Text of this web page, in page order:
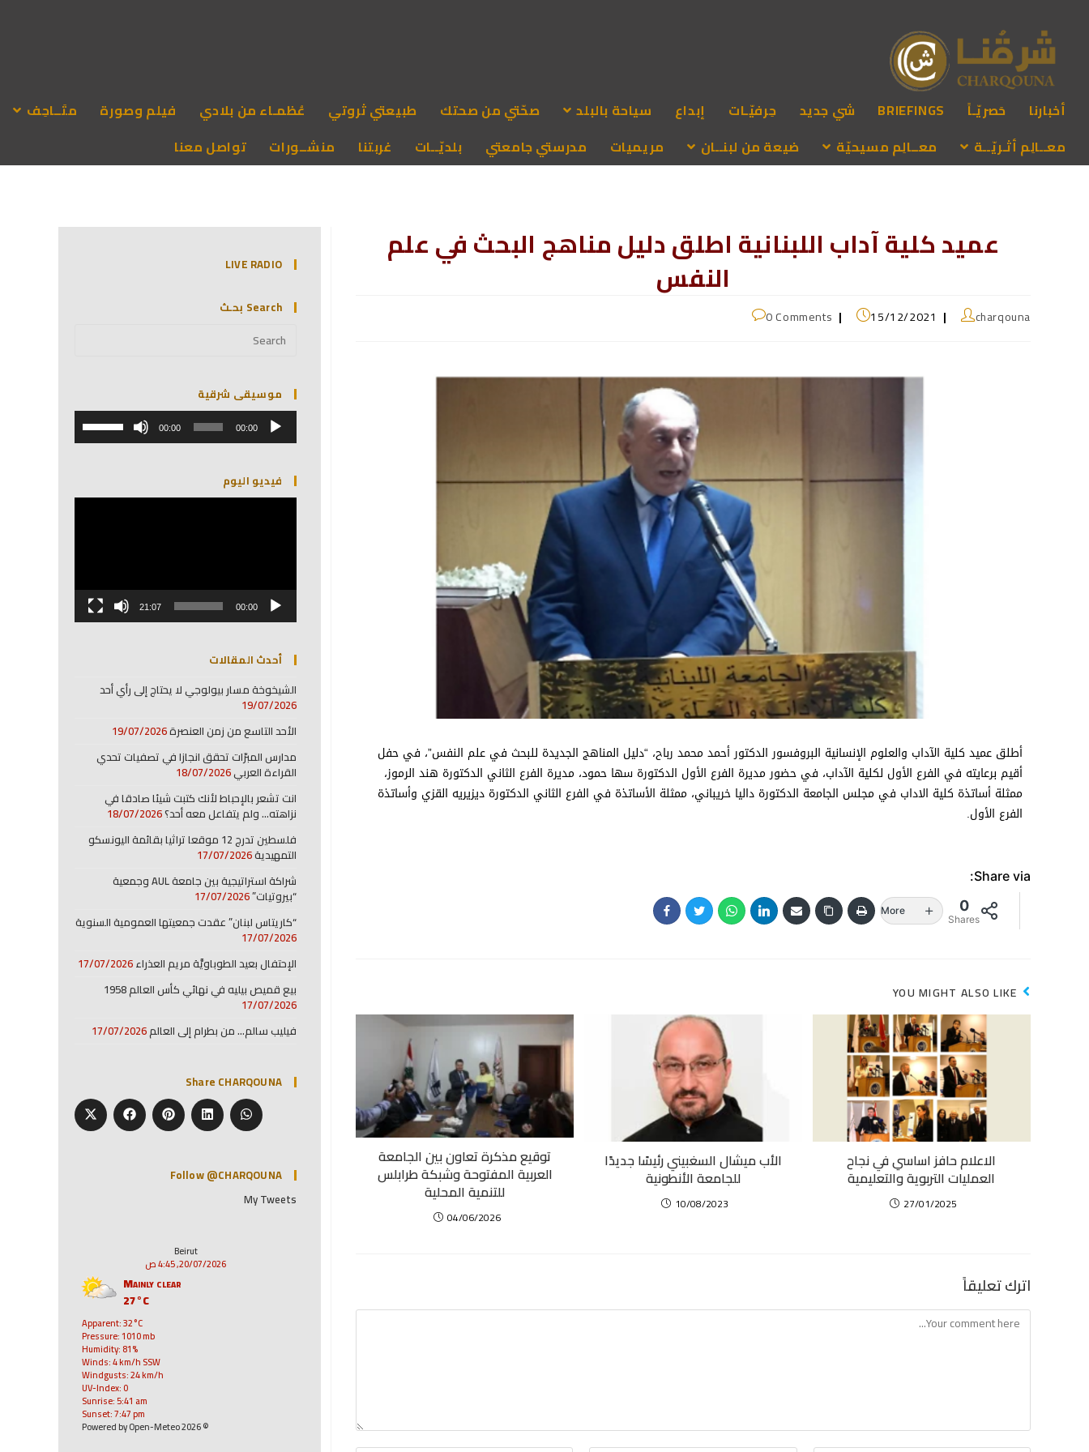
أخبارنا حَصريّـاً BRIEFINGS شي جديد حِرفيّـات إبداع سياحة بالبلد صحّتي من صحتك طبيعتي ثروتي عُظمـاء من بلادي فيلم وصورة
متَــاحِف
معــالِم أثـريّــة
معــالِم مسيحيّة ضيعة من لبنــان مريميات مدرستي جامعتي بلديّــات غربتنا منشــورات تواصل معنا
عميد كلية آداب اللبنانية اطلق دليل مناهج البحث في علم
النفس
charqouna
15/12/2021
0 Comments
أطلق عميد كلية الآداب والعلوم الإنسانية البروفسور الدكتور أحمد محمد رباح، “دليل المناهج الجديدة للبحث في علم النفس”، في حفل
أقيم برعايته في الفرع الأول لكلية الآداب، في حضور مديرة الفرع الأول الدكتورة سها حمود، مديرة الفرع الثاني الدكتورة هند الرموز،
ممثلة أساتذة كلية الاداب في مجلس الجامعة الدكتورة داليا خريباني، ممثلة الأساتذة في الفرع الثاني الدكتورة ديزيريه القزي وأساتذة
الفرع الأول.
Share via:
0
Shares
More
YOU MIGHT ALSO LIKE
توقيع مذكرة تعاون بين الجامعة
العربية المفتوحة وشبكة طرابلس
للتنمية المحلية
04/06/2026
الأب ميشال السغبيني رئيسًا جديدًا
للجامعة الأنطونية
10/08/2023
الاعلام حافز اساسي في نجاح
العمليات التربوية والتعليمية
27/01/2025
اترك تعليقاً
LIVE RADIO
Search بحـث
موسيقى شرقية
مشغل
الصوت 00:00
00:00
مفاتيح
لزيادة
فيديو اليوم
مشغل
00:00
21:07
أحدث المقالات
الشيخوخة مسار بيولوجي لا يحتاج إلى رأي أحد
19/07/2026
الأحد التاسع من زمن العنصرة19/07/2026
مدارس المبرّات تحقق انجازا في تصفيات تحدي
القراءة العربي18/07/2026
انت تشعر بالإحباط لأنك كتبت شيئا صادقا في
نزاهته… ولم يتفاعل معه أحد؟18/07/2026
فلسطين تدرج 12 موقعا تراثيا بقائمة اليونسكو
التمهيدية17/07/2026
شراكة استراتيجية بين جامعة AUL وجمعية
“بيروتيات”17/07/2026
“كاريتاس لبنان” عقدت جمعيتها العمومية السنوية
17/07/2026
الإحتفال بعيد الطوباويَّة مريم العذراء17/07/2026
بيع قميص بيليه في نهائي كأس العالم 1958
17/07/2026
فيليب سالم… من بطرام إلى العالم17/07/2026
Share CHARQOUNA
Follow @CHARQOUNA
My Tweets
Beirut
20/07/2026, 4:45 ص
Mainly clear
27°C
Apparent: 32°C
Pressure: 1010 mb
Humidity: 81%
Winds: 4 km/h SSW
Windgusts: 24 km/h
UV-Index: 0
Sunrise: 5:41 am
Sunset: 7:47 pm
© 2026 Powered by Open-Meteo